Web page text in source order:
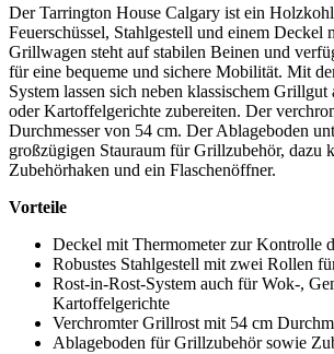
Der Tarrington House Calgary ist ein
Feuerschüssel, Stahlgestell und einem Deckel
Grillwagen steht auf stabilen Beinen und
für eine bequeme und sichere Mobilität. Mit
System lassen sich neben klassischem
oder Kartoffelgerichte zubereiten. Der
Durchmesser von 54 cm. Der Ablageboden
großzügigen Stauraum für Grillzubehör, dazu
Zubehörhaken und ein Flaschenöffner.
Vorteile
Deckel mit Thermometer zur Kontrolle
Robustes Stahlgestell mit zwei Rollen
Rost-in-Rost-System auch für Wok-,
Kartoffelgerichte
Verchromter Grillrost mit 54 cm
Ablageboden für Grillzubehör sowie